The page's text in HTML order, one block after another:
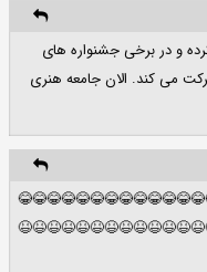
و در برخی جشنواره های
می کند. الان جامعه هنری